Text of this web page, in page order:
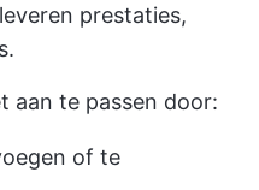
prestaties,
aan te passen door:
of te